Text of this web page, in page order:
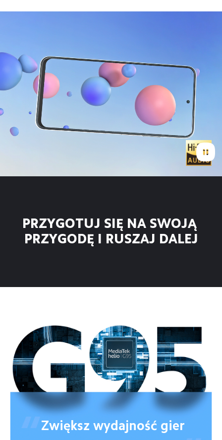
PRZYGOTUJ SIĘ NA SWOJĄ
PRZYGODĘ I RUSZAJ DALEJ
Zwiększ wydajność gier